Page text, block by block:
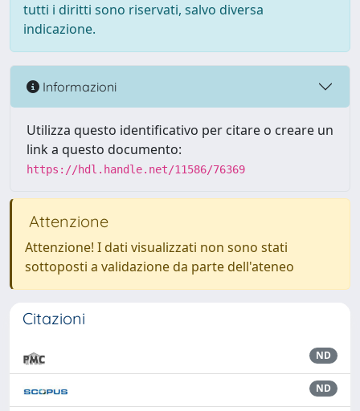
tutti i diritti sono riservati, salvo diversa
indicazione.
Informazioni
Utilizza questo identificativo per citare o creare un
link a questo documento:
https://hdl.handle.net/11586/76369
Attenzione
Attenzione! I dati visualizzati non sono stati
sottoposti a validazione da parte dell'ateneo
Citazioni
ND
ND